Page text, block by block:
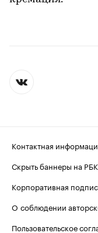
Контактная
Скрыть баннеры на РБК
Корпоративная
О соблюдении
Пользовательское